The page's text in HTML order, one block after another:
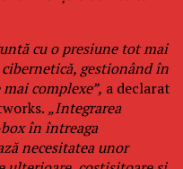
cu o presiune tot mai
gestionând în
complexe”, a declarat
„Integrarea
în întreaga
necesitatea unor